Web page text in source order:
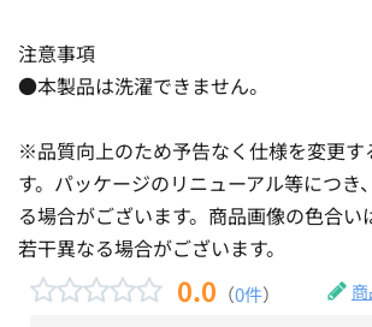
注意事項
●本製品は洗濯できません。
※品質向上のため予告なく仕様を変更す
す。パッケージのリニューアル等につき
る場合がございます。商品画像の色合い
若干異なる場合がございます。
0.0 （0件）